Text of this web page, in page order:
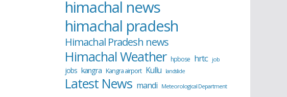
himachal news
himachal pradesh
Himachal Pradesh news
Himachal Weather hpbose hrtc job
jobs kangra Kangra airport Kullu landslide
Latest News mandi Meteorological Department